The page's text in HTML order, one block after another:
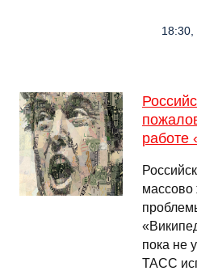
работе
массово
пока не
ТАСС